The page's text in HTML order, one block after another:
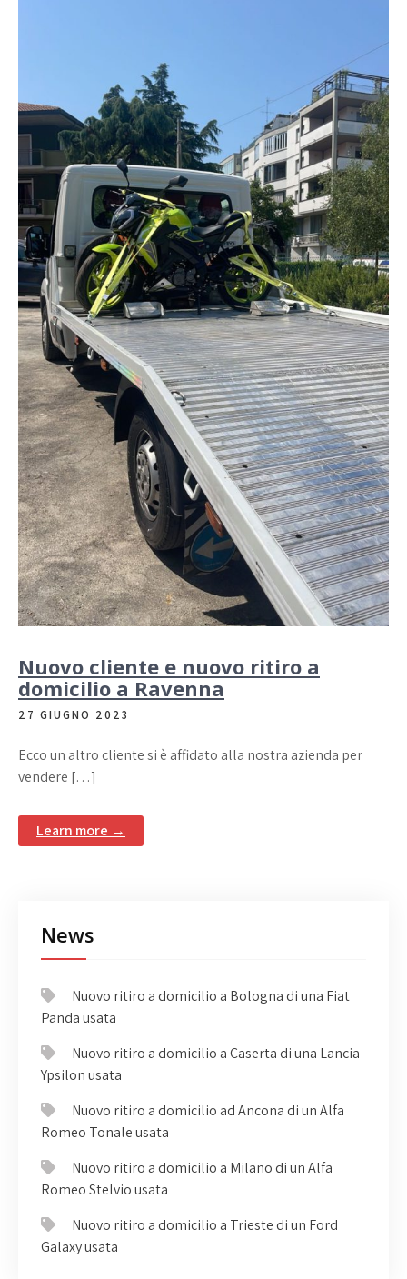
Nuovo cliente e nuovo ritiro a
domicilio a Ravenna
27 GIUGNO 2023
Ecco un altro cliente si è affidato alla nostra azienda per
vendere […]
Learn more →
News
Nuovo ritiro a domicilio a Bologna di una Fiat
Panda usata
Nuovo ritiro a domicilio a Caserta di una Lancia
Ypsilon usata
Nuovo ritiro a domicilio ad Ancona di un Alfa
Romeo Tonale usata
Nuovo ritiro a domicilio a Milano di un Alfa
Romeo Stelvio usata
Nuovo ritiro a domicilio a Trieste di un Ford
Galaxy usata